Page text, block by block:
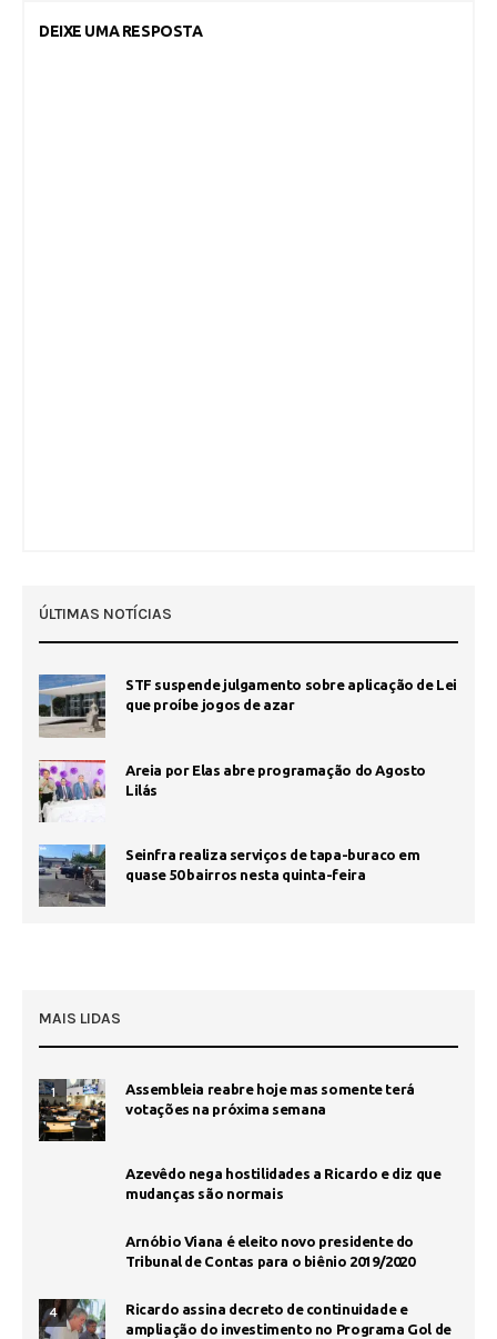
DEIXE UMA RESPOSTA
ÚLTIMAS NOTÍCIAS
STF suspende julgamento sobre aplicação de Lei
que proíbe jogos de azar
Areia por Elas abre programação do Agosto
Lilás
Seinfra realiza serviços de tapa-buraco em
quase 50 bairros nesta quinta-feira
MAIS LIDAS
1
Assembleia reabre hoje mas somente terá
votações na próxima semana
Azevêdo nega hostilidades a Ricardo e diz que
mudanças são normais
Arnóbio Viana é eleito novo presidente do
Tribunal de Contas para o biênio 2019/2020
4
Ricardo assina decreto de continuidade e
ampliação do investimento no Programa Gol de